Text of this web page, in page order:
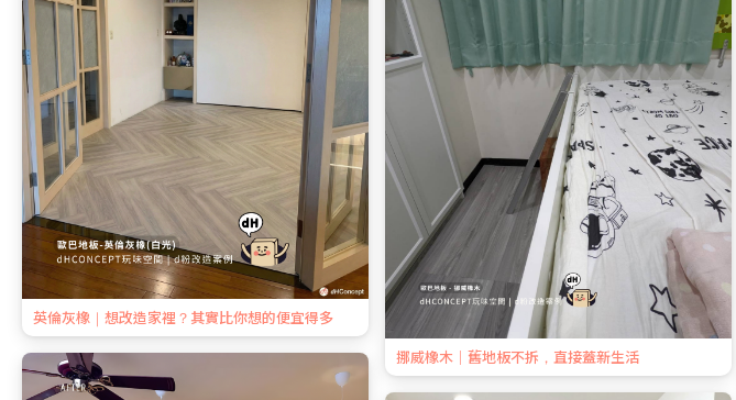
英倫灰橡｜想改造家裡？其實比你想的便宜得多
挪威橡木｜舊地板不拆，直接蓋新生活